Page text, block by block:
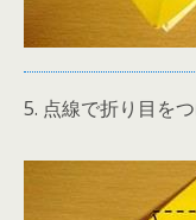
5. 点線で折り目をつ